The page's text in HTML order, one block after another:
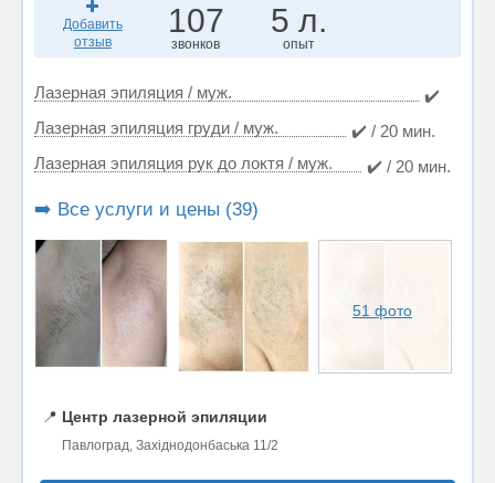
Добавить
отзыв
107
звонков
5 л.
опыт
Лазерная эпиляция / муж.
✔️
Лазерная эпиляция груди / муж.
✔️ / 20 мин.
Лазерная эпиляция рук до локтя / муж.
✔️ / 20 мин.
➡️ Все услуги и цены (39)
51 фото
📍 Центр лазерной эпиляции
Павлоград, Західнодонбаська 11/2